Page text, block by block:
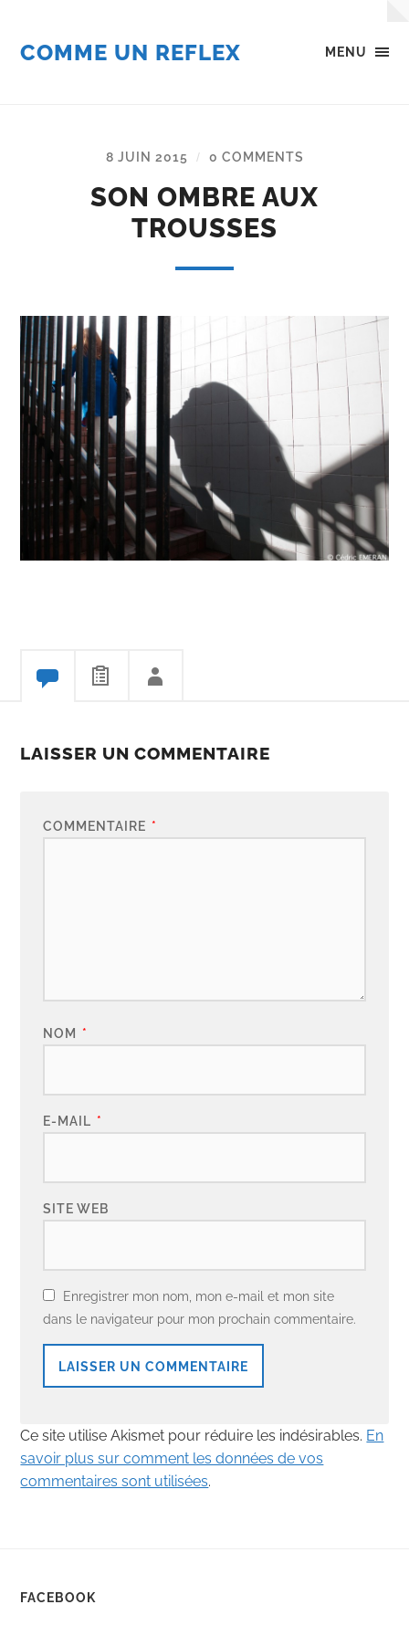
MENU
COMME UN REFLEX
8 JUIN 2015 / 0 COMMENTS
SON OMBRE AUX
TROUSSES
LAISSER UN COMMENTAIRE
COMMENTAIRE *
NOM *
E-MAIL *
SITE WEB
Enregistrer mon nom, mon e-mail et mon site
dans le navigateur pour mon prochain commentaire.
Ce site utilise Akismet pour réduire les indésirables. En
savoir plus sur comment les données de vos
commentaires sont utilisées.
FACEBOOK